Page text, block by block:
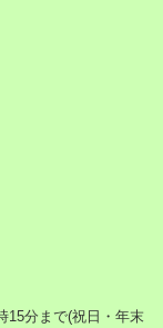
分まで(祝日・年末